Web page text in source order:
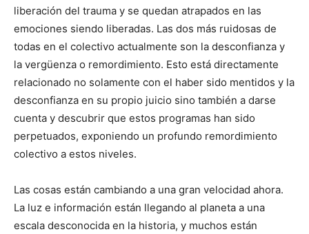
liberación del trauma y se quedan atrapados en las
emociones siendo liberadas. Las dos más ruidosas de
todas en el colectivo actualmente son la desconfianza y
la vergüenza o remordimiento. Esto está directamente
relacionado no solamente con el haber sido mentidos y la
desconfianza en su propio juicio sino también a darse
cuenta y descubrir que estos programas han sido
perpetuados, exponiendo un profundo remordimiento
colectivo a estos niveles.
Las cosas están cambiando a una gran velocidad ahora.
La luz e información están llegando al planeta a una
escala desconocida en la historia, y muchos están